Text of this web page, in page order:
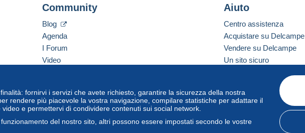
fornirvi i servizi che avete richiesto, garantire la sicurezza della nostra
rendere più piacevole la vostra navigazione, compilare statistiche per adattare il
e permettervi di condividere contenuti sui social network.
del nostro sito, altri possono essere impostati secondo le vostre
Community
Blog
Agenda
I Forum
Video
Aiuto
Centro assistenza
Acquistare su Delcampe
Vendere su Delcampe
Un sito sicuro
Vevay Versione standard